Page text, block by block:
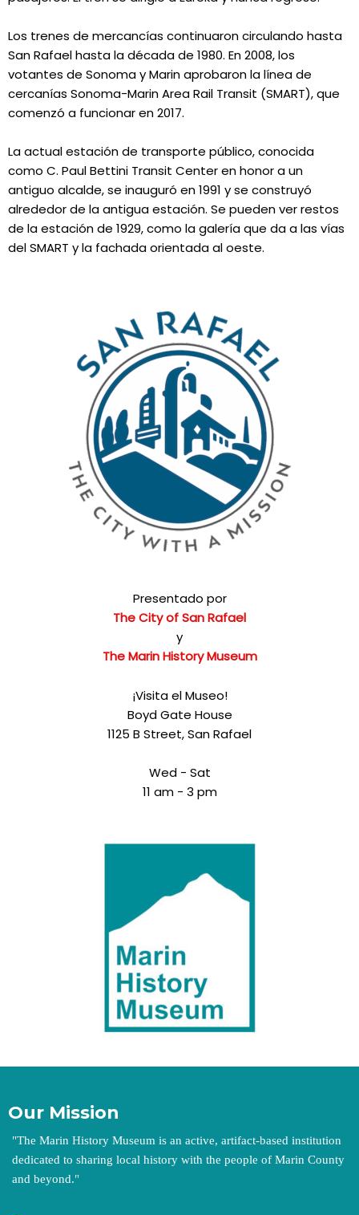
Los trenes de mercancías continuaron circulando hasta
San Rafael hasta la década de 1980. En 2008, los
votantes de Sonoma y Marin aprobaron la línea de
cercanías Sonoma-Marin Area Rail Transit (SMART), que
comenzó a funcionar en 2017.
La actual estación de transporte público, conocida
como C. Paul Bettini Transit Center en honor a un
antiguo alcalde, se inauguró en 1991 y se construyó
alrededor de la antigua estación. Se pueden ver restos
de la estación de 1929, como la galería que da a las vías
del SMART y la fachada orientada al oeste.
Presentado por
The City of San Rafael
y
The Marin History Museum
¡Visita el Museo!
Boyd Gate House
1125 B Street, San Rafael
Wed - Sat
11 am - 3 pm
Our Mission
"The Marin History Museum is an active, artifact-based institution
dedicated to sharing local history with the people of Marin County
and beyond."